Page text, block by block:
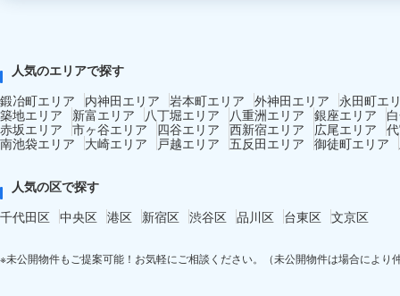
人気のエリアで探す
鍛冶町エリア
内神田エリア 岩本町エリア 外神田エリア
永田町エ
築地エリア
新富エリア 八丁堀エリア 八重洲エリア 銀座エリア
赤坂エリア 市ヶ谷エリア 四谷エリア 西新宿エリア 広尾エリア
南池袋エリア
大崎エリア 戸越エリア 五反田エリア 御徒町エリア
人気の区で探す
千代田区 中央区 港区 新宿区 渋谷区 品川区 台東区 文京区
※未公開物件もご提案可能！お気軽にご相談ください。（未公開物件は場合により